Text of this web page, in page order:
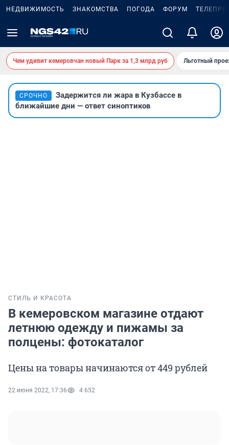
НЕДВИЖИМОСТЬ ЗНАКОМСТВА ПОГОДА ФОРУМ
Чем удивит кемеровчан новый Парк за 1,3 млрд руб Льготный
СРОЧНО
Задержится ли жара в Кузбассе в
ближайшие дни — ответ синоптиков
СТИЛЬ И КРАСОТА
В кемеровском магазине отдают
летнюю одежду и пижамы за
полцены: фотокаталог
Цены на товары начинаются от 449 рублей
22 июня 2022, 17:36 4 652